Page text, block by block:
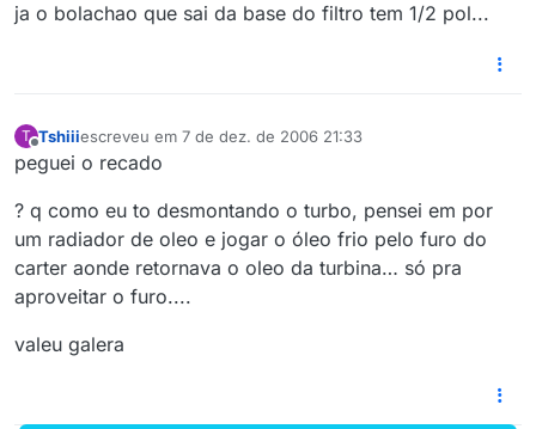
ja o bolachao que sai da base do filtro tem 1/2 pol...
T
Offline
Tshiiiescreveu em 7 de dez. de 2006 21:33
última edição por
peguei o recado
? q como eu to desmontando o turbo, pensei em por
um radiador de oleo e jogar o óleo frio pelo furo do
carter aonde retornava o oleo da turbina… só pra
aproveitar o furo....
valeu galera